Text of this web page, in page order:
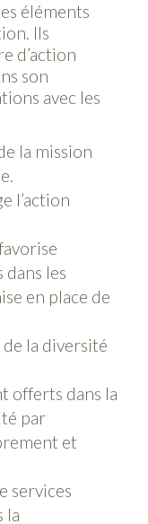
éléments
Ils
d’action
son
avec les
la mission
l’action
dans les
en place de
la diversité
offerts dans la
par
et
services
la